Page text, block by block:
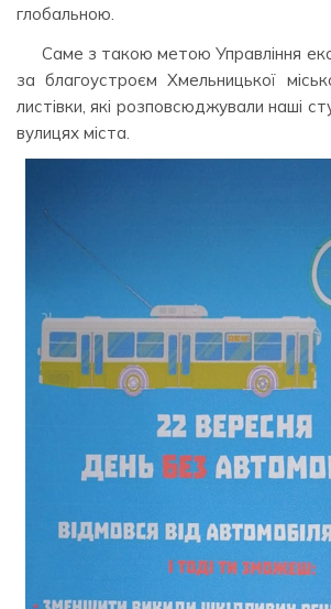
глобальною.
Саме з такою метою Управління
за благоустроєм Хмельницької
листівки, які розповсюджували наші
вулицях міста.